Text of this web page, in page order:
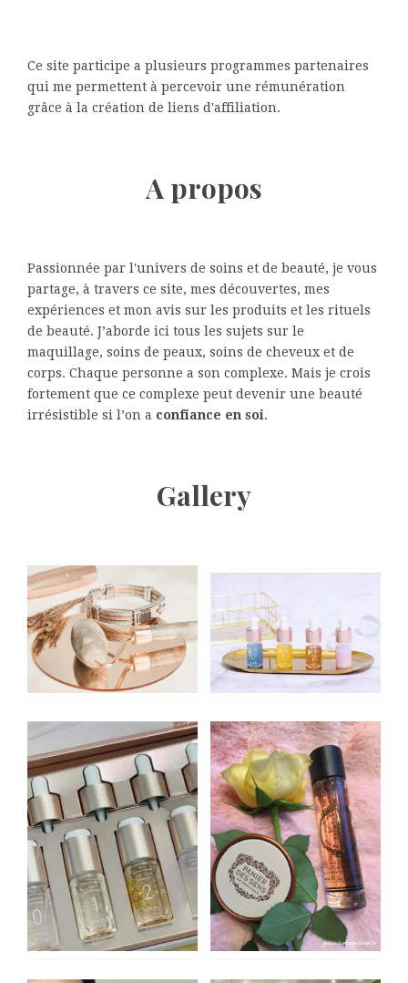
Ce site participe a plusieurs programmes partenaires
qui me permettent à percevoir une rémunération
grâce à la création de liens d'affiliation.
A propos
Passionnée par l'univers de soins et de beauté, je vous
partage, à travers ce site, mes découvertes, mes
expériences et mon avis sur les produits et les rituels
de beauté. J’aborde ici tous les sujets sur le
maquillage, soins de peaux, soins de cheveux et de
corps. Chaque personne a son complexe. Mais je crois
fortement que ce complexe peut devenir une beauté
irrésistible si l’on a confiance en soi.
Gallery